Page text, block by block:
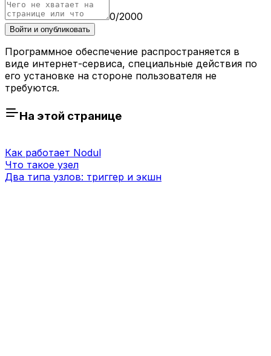
0/2000
Войти и опубликовать
Программное обеспечение распространяется в
виде интернет-сервиса, специальные действия по
его установке на стороне пользователя не
требуются.
На этой странице
Как работает Nodul
Что такое узел
Два типа узлов: триггер и экшн